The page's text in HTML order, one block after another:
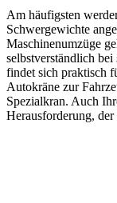
Am häufigsten
Schwergewichte
Maschinenumzüge
selbstverständlich
findet sich praktisch
Autokräne zur
Spezialkran. Auch
Herausforderung,